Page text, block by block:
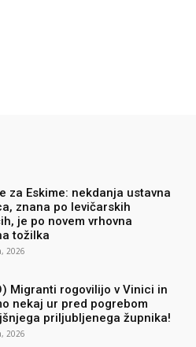
za Eskime: nekdanja ustavna
znana po levičarskih
je po novem vrhovna
tožilka
2026
Migranti rogovilijo v Vinici in
nekaj ur pred pogrebom
priljubljenega župnika!
2026